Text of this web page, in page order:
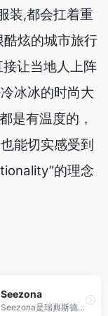
装,都会扛着重
炫的城市旅行
让当地人上阵
冰冰的时尚大
是有温度的，
能切实感受到
的理念
Seezona
Seezona是瑞典斯德哥尔摩的新兴时尚设计师数字市场，聚集来自全球各地100多个独特品牌，展示最新趋势并满足多样风格。